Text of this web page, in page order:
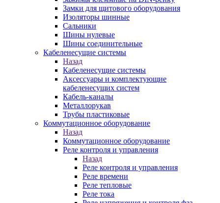
Замки для щитового оборудования
Изоляторы шинные
Сальники
Шины нулевые
Шины соединительные
Кабеленесущие системы
Назад
Кабеленесущие системы
Аксессуары и комплектующие
кабеленесущих систем
Кабель-каналы
Металлорукав
Трубы пластиковые
Коммутационное оборудование
Назад
Коммутационное оборудование
Реле контроля и управления
Назад
Реле контроля и управления
Реле времени
Реле тепловые
Реле тока